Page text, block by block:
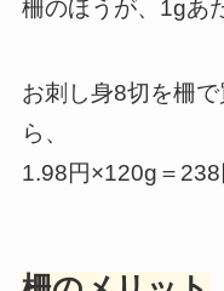
柵のほうが、1gあ
お刺し身8切を柵
ら、
1.98円×120g＝238